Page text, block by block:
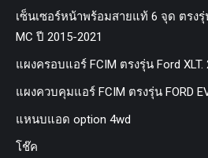
เซ็นเซอร์หน้าพร้อมสายแท้ 6 จุด ตรงรุ่
MC ปี 2015-2021
แผงครอบแอร์ FCIM ตรงรุ่น Ford XLT.
แผงควบคุมแอร์ FCIM ตรงรุ่น FORD
แหนบแอด option 4wd
โช๊ค